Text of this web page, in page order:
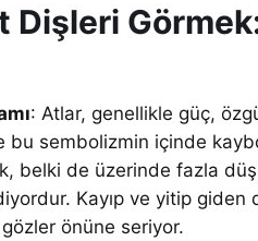
Dişleri
: Atlar, genellikle güç,
bu sembolizmin içinde
belki de üzerinde fazla
Kayıp ve yitip
gözler önüne seriyor.